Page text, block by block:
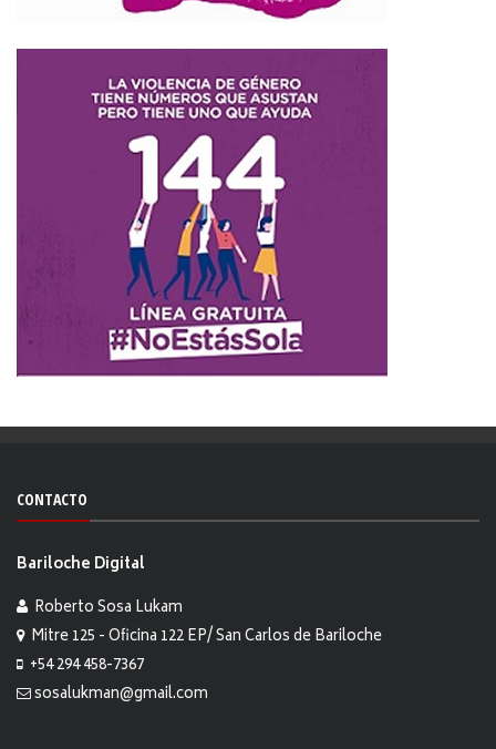
CONTACTO
Bariloche Digital
Roberto Sosa Lukam
Mitre 125 - Oficina 122 EP/ San Carlos de Bariloche
+54 294 458-7367
sosalukman@gmail.com